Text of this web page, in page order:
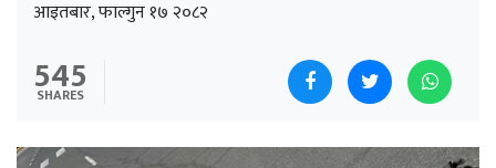
आइतबार, फाल्गुन १७ २०८२
545
SHARES